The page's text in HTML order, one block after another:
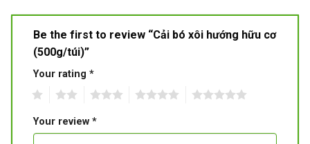
Be the first to review “Cải bó xôi hướng hữu cơ
(500g/túi)”
Your rating *
Your review *